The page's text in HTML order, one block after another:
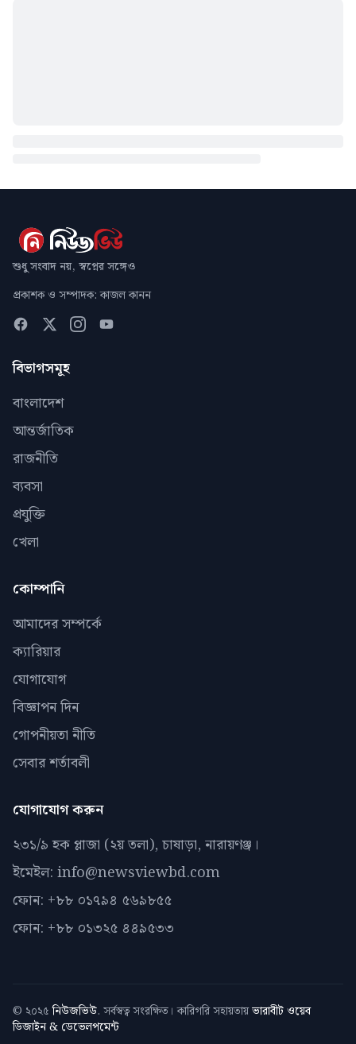
শুধু সংবাদ নয়, স্বপ্নের সঙ্গেও
প্রকাশক ও সম্পাদক: কাজল কানন
বিভাগসমূহ
বাংলাদেশ
আন্তর্জাতিক
রাজনীতি
ব্যবসা
প্রযুক্তি
খেলা
কোম্পানি
আমাদের সম্পর্কে
ক্যারিয়ার
যোগাযোগ
বিজ্ঞাপন দিন
গোপনীয়তা নীতি
সেবার শর্তাবলী
যোগাযোগ করুন
২৩১/৯ হক প্লাজা (২য় তলা), চাষাড়া, নারায়ণঞ্জ।
ইমেইল: info@newsviewbd.com
ফোন: +৮৮ ০১৭৯৪ ৫৬৯৮৫৫
ফোন: +৮৮ ০১৩২৫ ৪৪৯৫৩৩
© ২০২৫ নিউজভিউ. সর্বস্বত্ব সংরক্ষিত। কারিগরি সহায়তায়ভারাবীট ওয়েব
ডিজাইন & ডেভেলপমেন্ট